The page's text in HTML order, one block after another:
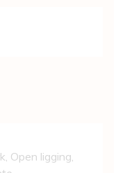
Open ligging,